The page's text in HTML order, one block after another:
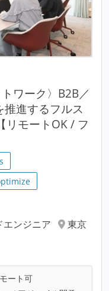
ワーク〉B2B／
推進するフルス
リモートOK / フ
エンジニア
東京
ート可